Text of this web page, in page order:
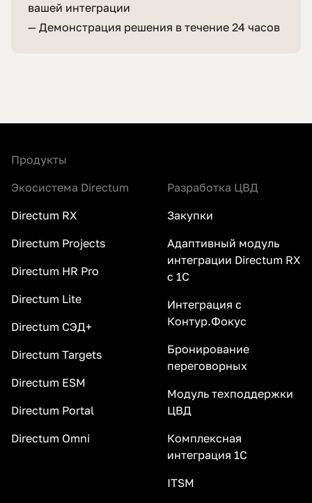
вашей интеграции
— Демонстрация решения в течение 24 часов
Продукты
Экосистема Directum
Directum RX
Directum Projects
Directum HR Pro
Directum Lite
Directum СЭД+
Directum Targets
Directum ESM
Directum Portal
Directum Omni
Разработка ЦВД
Закупки
Адаптивный модуль
интеграции Directum RX
с 1С
Интеграция с
Контур.Фокус
Бронирование
переговорных
Модуль техподдержки
ЦВД
Комплексная
интеграция 1С
ITSM